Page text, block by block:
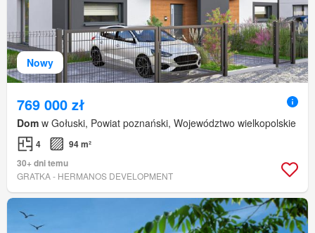
Nowy
769 000 zł
Dom w Gołuski, Powiat poznański, Województwo wielkopolskie
4
94 m²
30+ dni temu
GRATKA - HERMANOS DEVELOPMENT